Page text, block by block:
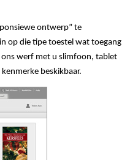
ontwerp” te
op die tipe toestel wat toegang
werf met u slimfoon, tablet
beskikbaar.